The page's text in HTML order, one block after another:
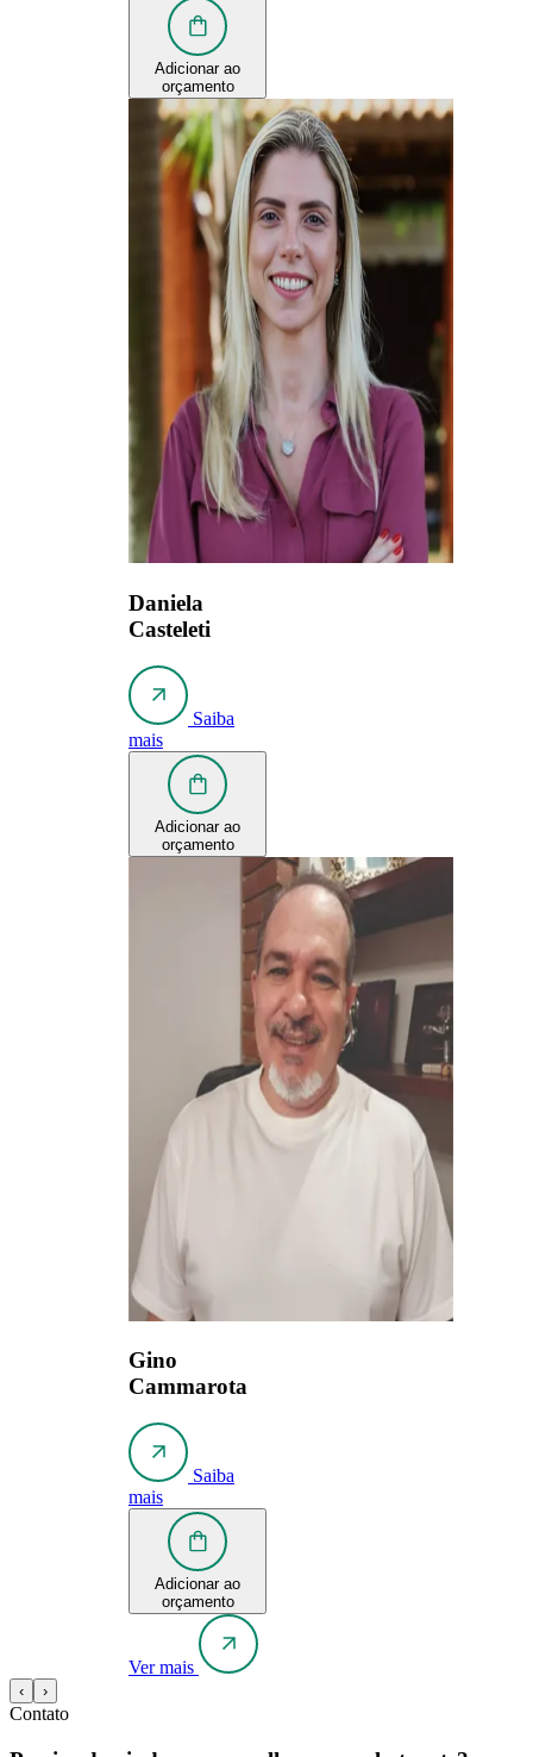
Adicionar ao
orçamento
Daniela
Casteleti
Saiba
mais
Adicionar ao
orçamento
Gino
Cammarota
Saiba
mais
Adicionar ao
orçamento
Ver mais
‹ ›
Contato